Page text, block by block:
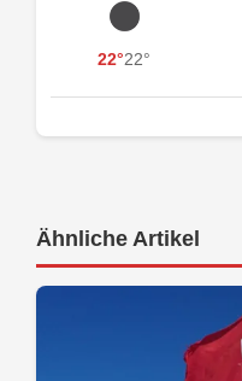
22°22°
Ähnliche Artikel